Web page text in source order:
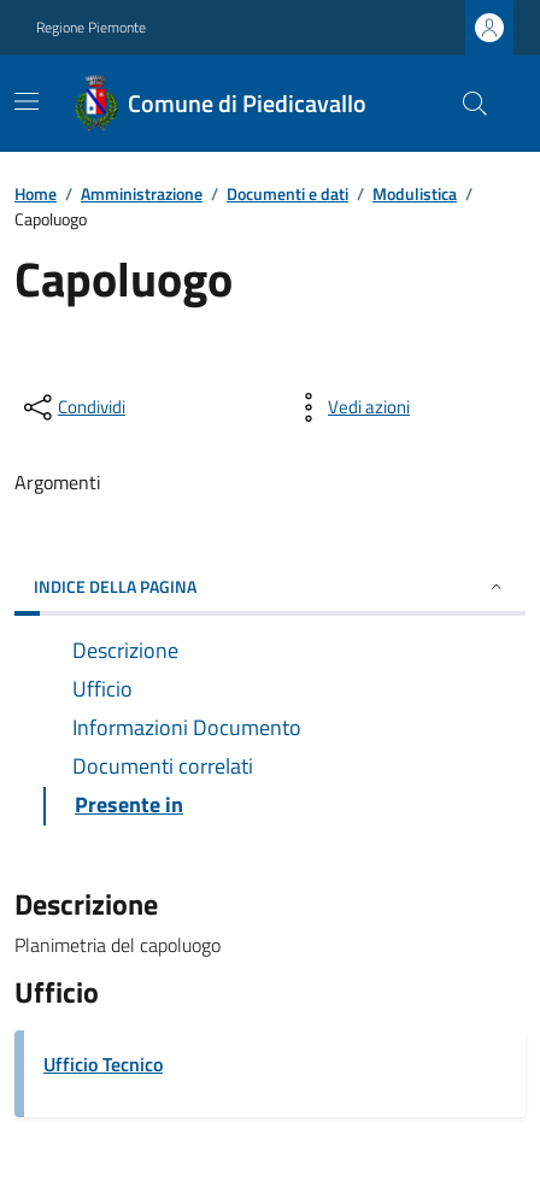
Regione Piemonte
Comune di Piedicavallo
Home / Amministrazione / Documenti e dati / Modulistica /
Capoluogo
Capoluogo
Condividi Vedi azioni
Argomenti
INDICE DELLA PAGINA
Descrizione
Ufficio
Informazioni Documento
Documenti correlati
Presente in
Descrizione
Planimetria del capoluogo
Ufficio
Ufficio Tecnico